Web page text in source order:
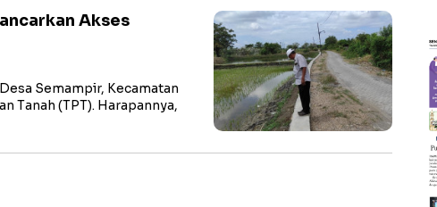
Akses
Semampir, Kecamatan
Tanah (TPT). Harapannya,